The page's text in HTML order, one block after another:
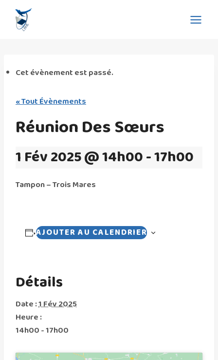
Aller
contenu
Cet évènement est passé.
« Tout Évènements
Réunion Des Sœurs
1 Fév 2025 @ 14h00-17h00
Tampon – Trois Mares
AJOUTER AU CALENDRIER
Détails
Date :1 Fév 2025
Heure :
14h00 - 17h00